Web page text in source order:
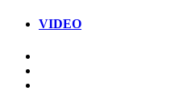
VIDEO